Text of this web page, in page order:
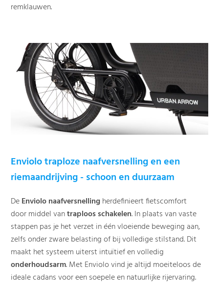
remklauwen.
Enviolo traploze naafversnelling en een
riemaandrijving - schoon en duurzaam
DeEnviolo naafversnellingherdefinieert fietscomfort
door middel vantraploos schakelen. In plaats van vaste
stappen pas je het verzet in één vloeiende beweging aan,
zelfs onder zware belasting of bij volledige stilstand. Dit
maakt het systeem uiterst intuïtief en volledig
onderhoudsarm. Met Enviolo vind je altijd moeiteloos de
ideale cadans voor een soepele en natuurlijke rijervaring.